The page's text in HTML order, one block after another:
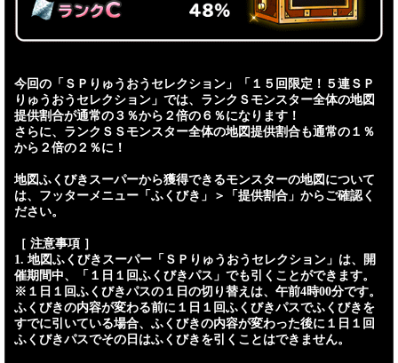
今回の「ＳＰりゅうおうセレクション」「１５回限定！５連ＳＰ
りゅうおうセレクション」では、ランクＳモンスター全体の地図
提供割合が通常の３％から２倍の６％になります！
さらに、ランクＳＳモンスター全体の地図提供割合も通常の１％
から２倍の２％に！
地図ふくびきスーパーから獲得できるモンスターの地図について
は、フッターメニュー「ふくびき」＞「提供割合」からご確認く
ださい。
［ 注意事項 ］
1. 地図ふくびきスーパー「ＳＰりゅうおうセレクション」は、開
催期間中、「１日１回ふくびきパス」でも引くことができます。
※１日１回ふくびきパスの１日の切り替えは、午前4時00分です。
ふくびきの内容が変わる前に１日１回ふくびきパスでふくびきを
すでに引いている場合、ふくびきの内容が変わった後に１日１回
ふくびきパスでその日はふくびきを引くことはできません。